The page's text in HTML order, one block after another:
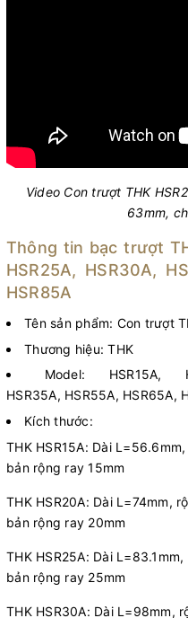
Video Con trượt THK
63mm,
Thông tin bạc trượt
HSR25A, HSR30A,
HSR85A
Tên sản phẩm: Con trượt
Thương hiệu: THK
Model: HSR15A,
HSR35A, HSR55A, HSR65A,
Kích thước:
THK HSR15A: Dài
bản rộng ray 15mm
THK HSR20A: Dài L=74mm,
bản rộng ray 20mm
THK HSR25A: Dài
bản rộng ray 25mm
THK HSR30A: Dài L=98mm,